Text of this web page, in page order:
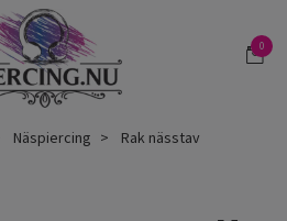
0
Näspiercing
Rak nässtav